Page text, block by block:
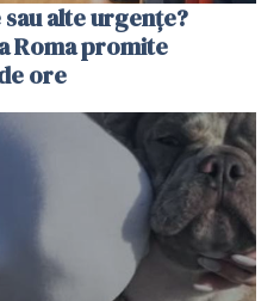
alte urgențe?
Roma promite
ore